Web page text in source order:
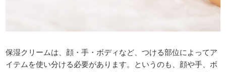
保湿クリームは、顔・手・ボディなど、つける部位によってア
イテムを使い分ける必要があります。というのも、顔や手、ボ